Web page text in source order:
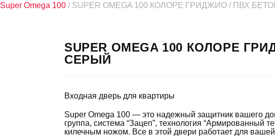
Super Omega 100 / SUPER OMEGA 100 КОЛОРЕ ГРИДЖИО / ПВХ
SUPER OMEGA 100 КОЛОРЕ
СЕРЫЙ
Входная дверь для квартиры
Super Omega 100 — это надежный защитник вашего
группа, система “Зацеп”, технология “Армированный
килечным ножом. Все в этой двери работает для